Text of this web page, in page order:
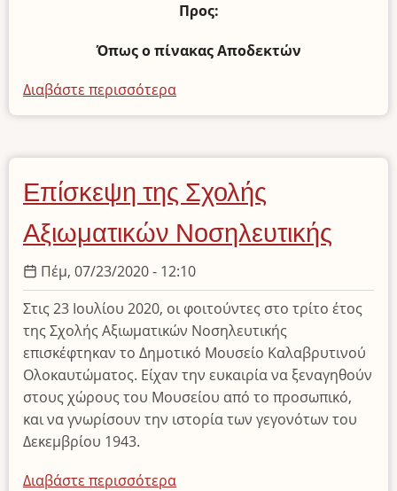
Προς:
Όπως ο πίνακας Αποδεκτών
Διαβάστε περισσότερα
το
του
Διοικητικού
Συμβουλίου
Επίσκεψη της Σχολής
Αξιωματικών Νοσηλευτικής
Πέμ, 07/23/2020 - 12:10
Στις 23 Ιουλίου 2020, οι φοιτούντες στο τρίτο έτος
της Σχολής Αξιωματικών Νοσηλευτικής
επισκέφτηκαν το Δημοτικό Μουσείο Καλαβρυτινού
Ολοκαυτώματος. Είχαν την ευκαιρία να ξεναγηθούν
στους χώρους του Μουσείου από το προσωπικό,
και να γνωρίσουν την ιστορία των γεγονότων του
Δεκεμβρίου 1943.
Διαβάστε περισσότερα